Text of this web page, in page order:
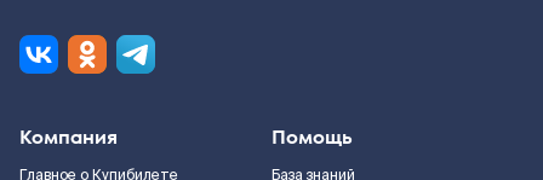
Компания
Главное о Купибилете
Помощь
База знаний